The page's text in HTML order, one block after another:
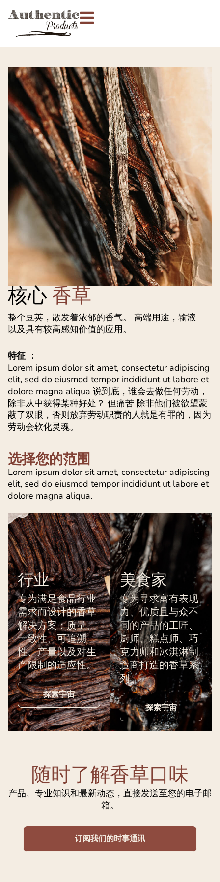
核心 香草
整个豆荚，散发着浓郁的香气。 高端用途，输液
以及具有较高感知价值的应用。
特征 ：
Lorem ipsum dolor sit amet, consectetur adipiscing
elit, sed do eiusmod tempor incididunt ut labore et
dolore magna aliqua 说到底，谁会去做任何劳动，
除非从中获得某种好处？ 但痛苦 除非他们被欲望蒙
蔽了双眼，否则放弃劳动职责的人就是有罪的，因为
劳动会软化灵魂。
选择您的范围
Lorem ipsum dolor sit amet, consectetur adipiscing
elit, sed do eiusmod tempor incididunt ut labore et
dolore magna aliqua.
行业
专为满足食品行业
需求而设计的香草
解决方案：质量、
一致性、可追溯
性、产量以及对生
产限制的适应性。
探索宇宙
美食家
专为寻求富有表现
力、优质且与众不
同的产品的工匠、
厨师、糕点师、巧
克力师和冰淇淋制
造商打造的香草系
列。
探索宇宙
随时了解香草口味
产品、专业知识和最新动态，直接发送至您的电子邮
箱。
订阅我们的时事通讯